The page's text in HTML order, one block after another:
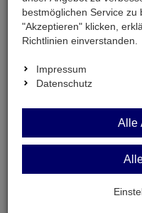
Mein Konto
Anmeldung
Ihre E-Mail
Passwort
bestmöglichen Service zu
"Akzeptieren" klicken,
Richtlinien einverstanden.
Impressum
Datenschutz
Alle